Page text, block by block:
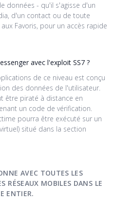
données - qu'il s'agisse d'un
d'un contact ou de toute
Favoris, pour un accès rapide
avec l'exploit SS7 ?
de ce niveau est conçu
des données de l'utilisateur.
être piraté à distance en
un code de vérification.
pourra être exécuté sur un
situé dans la section
AVEC TOUTES LES
RÉSEAUX MOBILES DANS LE
ENTIER.